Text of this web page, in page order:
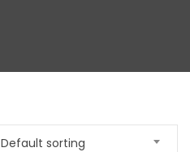
Default sorting